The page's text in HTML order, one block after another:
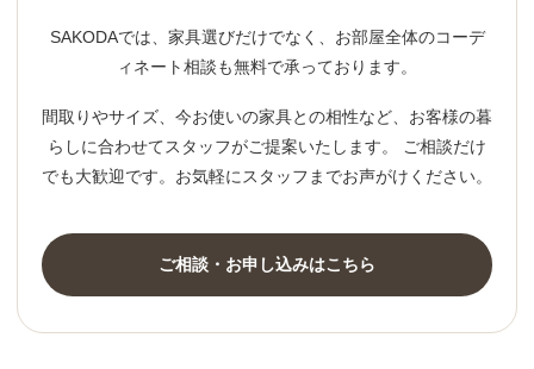
SAKODAでは、家具選びだけでなく、お部屋全体のコーデ
ィネート相談も無料で承っております。
間取りやサイズ、今お使いの家具との相性など、お客様の暮
らしに合わせてスタッフがご提案いたします。 ご相談だけ
でも大歓迎です。お気軽にスタッフまでお声がけください。
ご相談・お申し込みはこちら